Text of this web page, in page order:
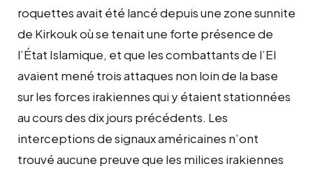
roquettes avait été lancé depuis une zone sunnite
de Kirkouk où se tenait une forte présence de
l’État Islamique, et que les combattants de l’EI
avaient mené trois attaques non loin de la base
sur les forces irakiennes qui y étaient stationnées
au cours des dix jours précédents. Les
interceptions de signaux américaines n’ont
trouvé aucune preuve que les milices irakiennes